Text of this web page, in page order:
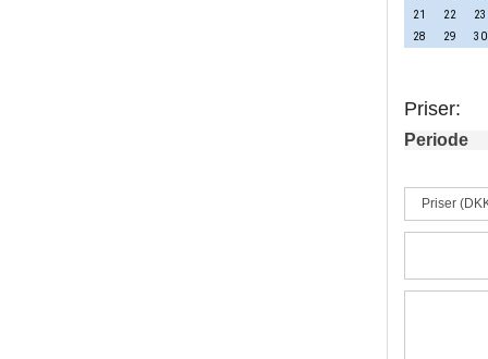
21
22
23
28
29 30
Priser:
Periode
Priser